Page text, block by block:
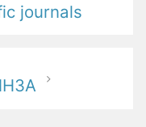
journals